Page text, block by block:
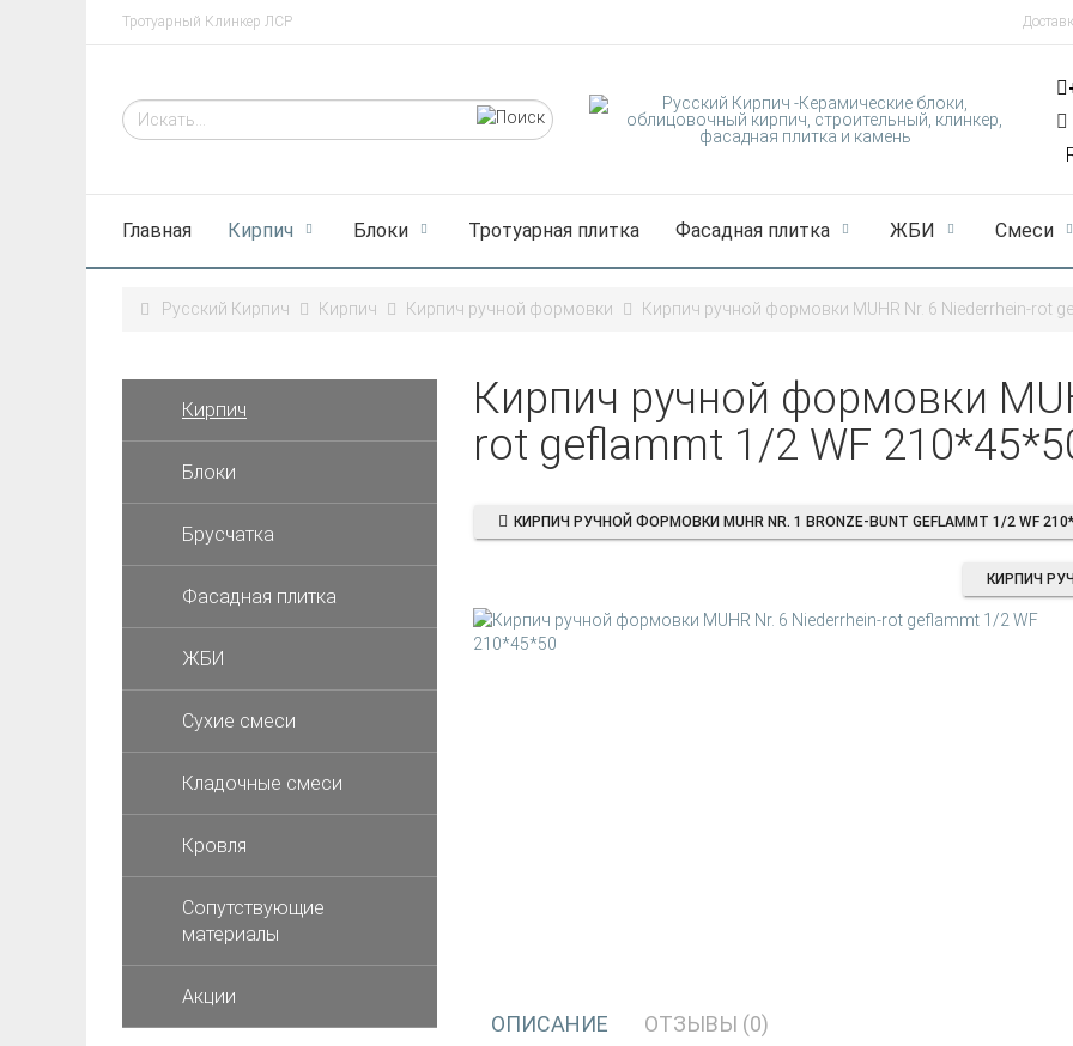
Тротуарный Клинкер ЛСР
Главная Кирпич Блоки Тротуарная плитка Фасадная плитка ЖБИ Смеси
Русский Кирпич Кирпич Кирпич ручной формовки Кирпич ручной формовки MUHR Nr. 6 Niederrhein-rot
Кирпич ручной формовки
rot geflammt 1/2 WF
КИРПИЧ РУЧНОЙ ФОРМОВКИ MUHR NR. 1 BRONZE-BUNT GEFLAMMT 1/2 WF
КИРПИЧ
ОПИСАНИЕ ОТЗЫВЫ (0)
Кирпич
Блоки
Брусчатка
Фасадная плитка
ЖБИ
Cухие смеси
Кладочные смеси
Кровля
Сопутствующие
материалы
Акции